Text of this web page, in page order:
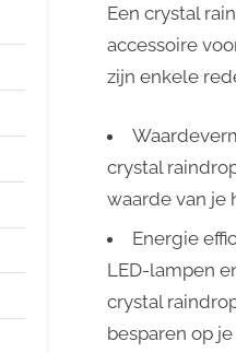
Een crystal
accessoire
zijn enkele
crystal
waarde van je
Energie
LED-lampen
crystal
besparen op